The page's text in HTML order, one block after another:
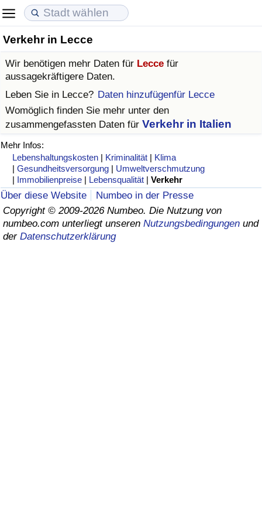
Verkehr in Lecce
Wir benötigen mehr Daten für Lecce für
aussagekräftigere Daten.
Leben Sie in Lecce? Daten hinzufügenfür Lecce
Womöglich finden Sie mehr unter den
zusammengefassten Daten für Verkehr in Italien
Mehr Infos:
Lebenshaltungskosten | Kriminalität | Klima
|Gesundheitsversorgung | Umweltverschmutzung
| Immobilienpreise | Lebensqualität |Verkehr
Über diese Website
Numbeo in der Presse
Copyright © 2009-2026 Numbeo. Die Nutzung von
numbeo.com unterliegt unseren Nutzungsbedingungen und
der Datenschutzerklärung
Lebenshaltungskosten
Lebenshaltungskosten-Index (aktuell)
Lebenshaltungskosten-Index
Lebenshaltungskosten-Index nach Land
in Akaba
Immobilienpreise
Immobilienpreis-Index (aktuell)
Immobilienpreis-Index
Immobilienpreis-Index nach Land
Lebensqualität
Lebensqualität-Index
Lebensqualität-Index (aktuell)
Lebensqualitätsindex nach Land
Kriminalität
Kriminalitäts-Index (aktuell)
Kriminalitäts-Index